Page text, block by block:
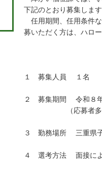
下記のとおり募集します
任用期間、任用条件
募いただく方は、ハロ
１ 募集人員 １名
２ 募集期間 令和８年
（応募者多数の場
３ 勤務場所 三重県子
４ 選考方法 面接によ